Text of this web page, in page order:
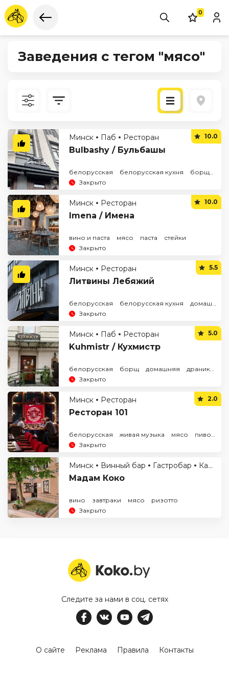
0
Заведения с тегом "мясо"
По рейтингуМинск Паб Ресторан
Bulbashy / Бульбашы
10.0
белорусская белорусская кухня борщ
Закрыто
Минск Ресторан
Imena / Имена
10.0
вино и паста мясо паста
стейки
Закрыто
Минск Ресторан
Литвины Лебяжий
5.5
белорусская белорусская кухня
домашняя
Закрыто
Минск Паб Ресторан
Kuhmistr / Кухмистр
5.0
белорусская борщ домашняя драники
Закрыто
Минск Ресторан
Ресторан 101
2.0
белорусская живая музыка мясо пиво
Закрыто
Минск Винный бар Гастробар Кафе
Мадам Коко
вино завтраки мясо
ризотто
Закрыто
Следите за нами в соц. сетях
О сайте Реклама Правила Контакты